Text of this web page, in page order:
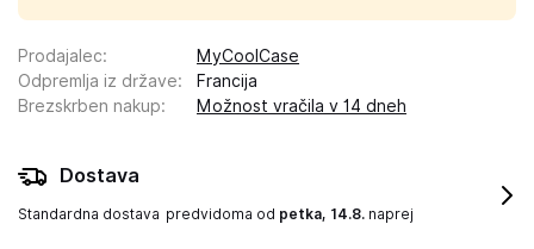
Prodajalec:
MyCoolCase
Odpremlja iz države:
Francija
Brezskrben nakup: Možnost vračila v 14 dneh
Dostava
Standardna dostava predvidoma od petka, 14.8. naprej